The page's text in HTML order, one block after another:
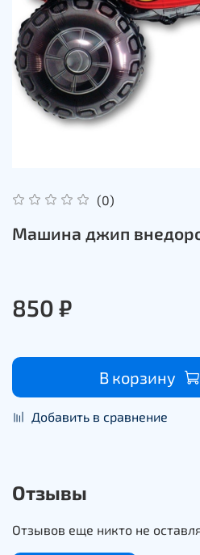
(0)
Машина джип
850 ₽
В корзину
Добавить в сравнение
Отзывы
Отзывов еще никто не